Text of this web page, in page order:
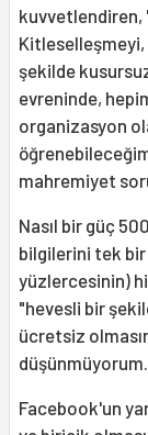
kuvvetlendiren,
şekilde
evreninde,
organizasyon
mahremiyet
Nasıl bir güç
bilgilerini tek bir
yüzlercesinin)
"hevesli bir
ücretsiz
düşünmüyorum.
Facebook'un